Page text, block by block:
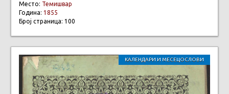
Место: Темишвар
Година: 1855
Број страница: 100
КАЛЕНДАРИ И МЕСЕЦОСЛОВИ